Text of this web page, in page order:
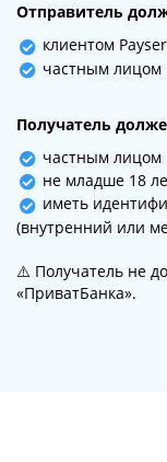
Отправитель
клиентом
частным лицом
Получатель
частным лицом
не младше 18
иметь
(внутренний или
⚠️ Получатель не
«ПриватБанка».